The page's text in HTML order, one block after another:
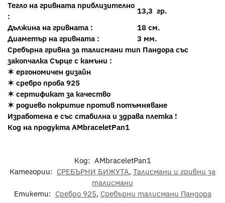
Тегло на гривната приблизително
:
13,3 гр.
Дължина на гривната :
18 см.
Диаметър на гривната :
3 мм.
Сребърна гривна за талисмани тип Пандора със
закопчалка Сърце с камъни :
✶ ергономичен дизайн
✶ сребро проба 925
✶ сертификат за качество
✶ родиево покритие против потъмняване
Изработена е със стабилна и здрава плетка !
Код на продукта AMbraceletPan1
Код: AMbraceletPan1
Категории: СРЕБЪРНИ БИЖУТА, Талисмани и гривни за
талисмани
Етикети: Сребро 925, Сребърни талисмани Пандора